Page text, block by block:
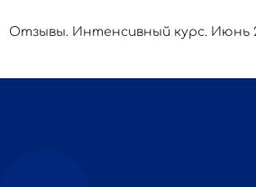
Отзывы. Интенсивный курс. Июнь